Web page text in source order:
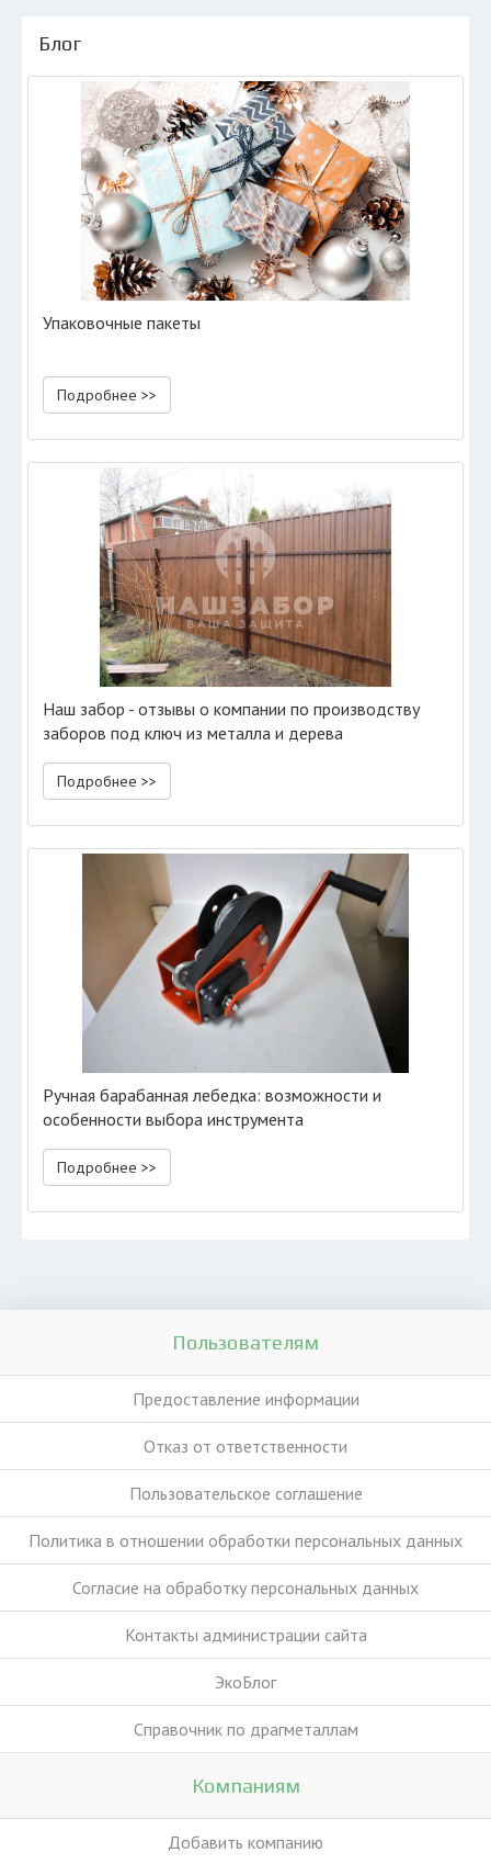
Блог
Упаковочные пакеты
Подробнее >>
Наш забор - отзывы о компании по производству
заборов под ключ из металла и дерева
Подробнее >>
Ручная барабанная лебедка: возможности и
особенности выбора инструмента
Подробнее >>
Пользователям
Предоставление информации
Отказ от ответственности
Пользовательское соглашение
Политика в отношении обработки персональных данных
Согласие на обработку персональных данных
Контакты администрации сайта
ЭкоБлог
Справочник по драгметаллам
Компаниям
Добавить компанию